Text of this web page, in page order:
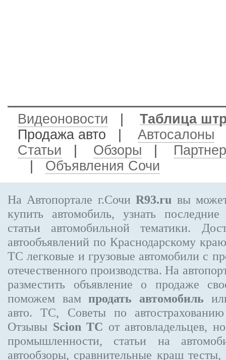
Видеоновости
Таблица
Продажа авто
Автосалоны
Статьи
Обзоры
Объявления Сочи
На Автопортале г.СочиR93.ru вы
купить автомобиль, узнать
статьи автомобильной тематики.
автообъявлений по Краснодарскому
TC легковые и грузовые автомобили с
отечественного производства. На
разместить объявление о продаже
поможем вампродать автомобиль
авто. TC, Советы по
Отзывы Scion TC от автовладельцев,
промышленности, статьи на
автообзоры, сравнительные краш